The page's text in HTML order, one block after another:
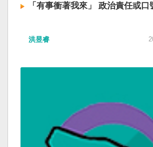
「有事衝著我來」 政治責任或口
洪昱睿